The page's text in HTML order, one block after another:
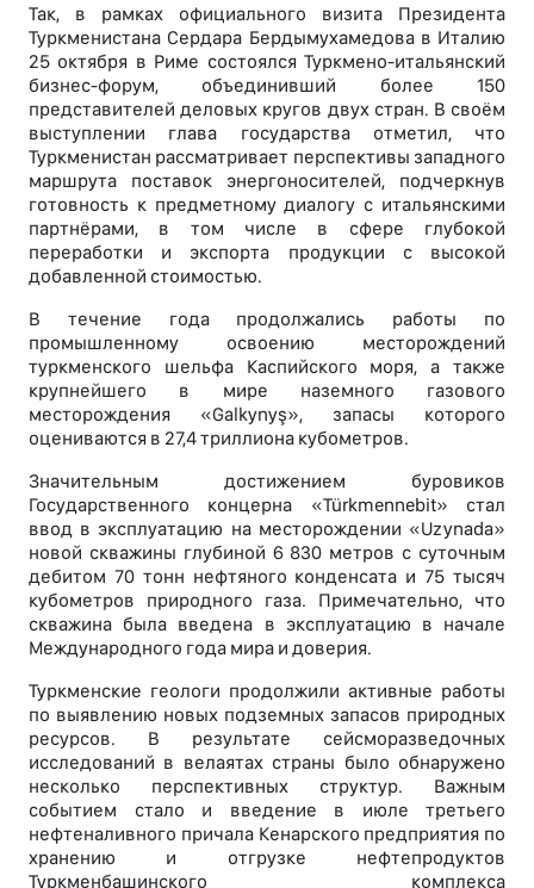
Так, в рамках официального визита Президента
Туркменистана Сердара Бердымухамедова в Италию
25 октября в Риме состоялся Туркмено-итальянский
бизнес-форум, объединивший более 150
представителей деловых кругов двух стран. В своём
выступлении глава государства отметил, что
Туркменистан рассматривает перспективы западного
маршрута поставок энергоносителей, подчеркнув
готовность к предметному диалогу с итальянскими
партнёрами, в том числе в сфере глубокой
переработки и экспорта продукции с высокой
добавленной стоимостью.
В течение года продолжались работы по
промышленному освоению месторождений
туркменского шельфа Каспийского моря, а также
крупнейшего в мире наземного газового
месторождения «Galkynyş», запасы которого
оцениваются в 27,4 триллиона кубометров.
Значительным достижением буровиков
Государственного концерна «Türkmennebit» стал
ввод в эксплуатацию на месторождении «Uzynada»
новой скважины глубиной 6 830 метров с суточным
дебитом 70 тонн нефтяного конденсата и 75 тысяч
кубометров природного газа. Примечательно, что
скважина была введена в эксплуатацию в начале
Международного года мира и доверия.
Туркменские геологи продолжили активные работы
по выявлению новых подземных запасов природных
ресурсов. В результате сейсморазведочных
исследований в велаятах страны было обнаружено
несколько перспективных структур. Важным
событием стало и введение в июле третьего
нефтеналивного причала Кенарского предприятия по
хранению и отгрузке нефтепродуктов
Туркменбашинского комплекса